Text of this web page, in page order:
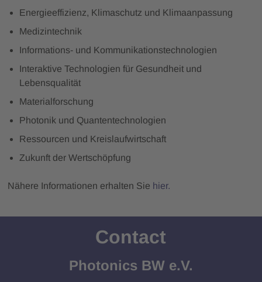
Energieeffizienz, Klimaschutz und Klimaanpassung
Medizintechnik
Informations- und Kommunikationstechnologien
Interaktive Technologien für Gesundheit und
Lebensqualität
Materialforschung
Photonik und Quantentechnologien
Ressourcen und Kreislaufwirtschaft
Zukunft der Wertschöpfung
Nähere Informationen erhalten Sie hier.
Contact
Photonics BW e.V.